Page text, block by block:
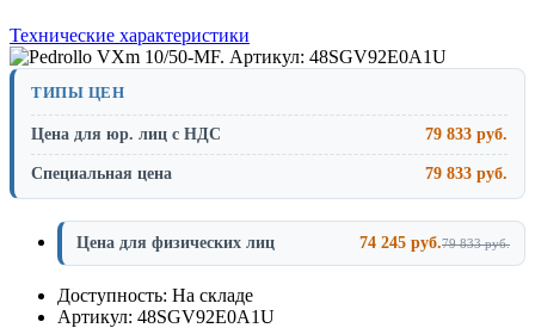
Технические характеристики
ТИПЫ ЦЕН
Цена для юр. лиц с НДС 79 833 руб.
Специальная цена 79 833 руб.
Цена для физических лиц 74 245 руб.79 833 руб.
Доступность: На складе
Артикул: 48SGV92E0A1U